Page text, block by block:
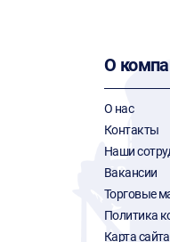
О
О нас
Контакты
Наши
Вакансии
Торговые
Политика
Карта сайта